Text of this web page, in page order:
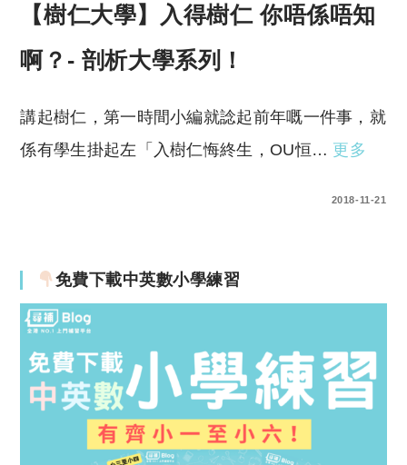
【樹仁大學】入得樹仁 你唔係唔知
啊？- 剖析大學系列！
講起樹仁，第一時間小編就諗起前年嘅一件事，就
係有學生掛起左「入樹仁悔終生，OU恒… 更多
2018-11-21
免費下載中英數小學練習